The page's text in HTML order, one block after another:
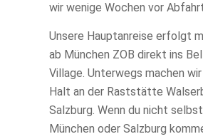
wir wenige Wochen vor
Unsere Hauptanreise erfolgt
ab München ZOB direkt ins
Village. Unterwegs machen
Halt an der Raststätte
Salzburg. Wenn du nicht
München oder Salzburg